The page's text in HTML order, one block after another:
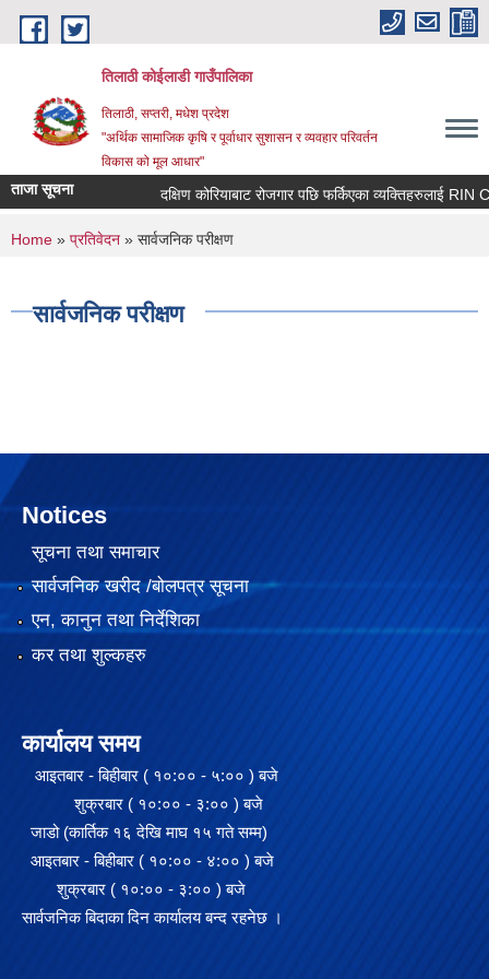
Skip to main content
तिलाठी कोईलाडी गाउँपालिका
तिलाठी, सप्तरी, मधेश प्रदेश
"अर्थिक सामाजिक कृषि र पूर्वाधार सुशासन र व्यवहार परिवर्तन
विकास को मूल आधार"
ताजा सूचना दक्षिण कोरियाबाट रोजगार पछि फर्किएका व्यक्तिहरुलाई
You are here
Home » प्रतिवेदन » सार्वजनिक परीक्षण
सार्वजनिक परीक्षण
Notices
सूचना तथा समाचार
सार्वजनिक खरीद /बोलपत्र सूचना
एन, कानुन तथा निर्देशिका
कर तथा शुल्कहरु
कार्यालय समय
आइतबार - बिहीबार ( १०:०० - ५:०० ) बजे
शुक्रबार ( १०:०० - ३:०० ) बजे
जाडो (कार्तिक १६ देखि माघ १५ गते सम्म)
आइतबार - बिहीबार ( १०:०० - ४:०० ) बजे
शुक्रबार ( १०:०० - ३:०० ) बजे
सार्वजनिक बिदाका दिन कार्यालय बन्द रहनेछ ।